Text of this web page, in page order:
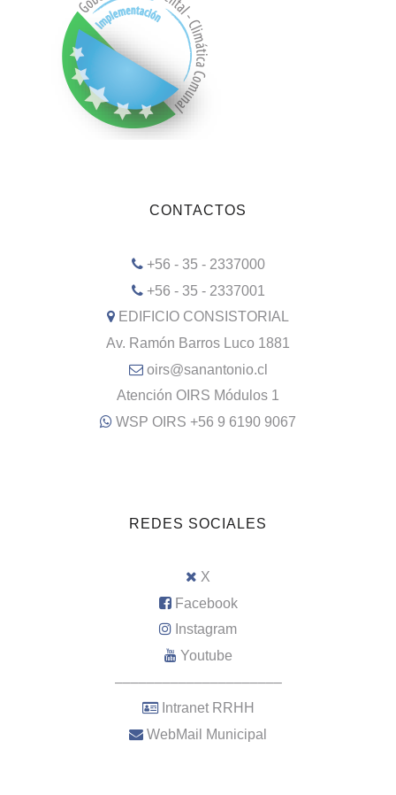
CONTACTOS
+56 - 35 - 2337000
+56 - 35 - 2337001
EDIFICIO CONSISTORIAL
Av. Ramón Barros Luco 1881
oirs@sanantonio.cl
Atención OIRS Módulos 1
WSP OIRS +56 9 6190 9067
REDES SOCIALES
X
Facebook
Instagram
Youtube
–––––––––––––––––––––
Intranet RRHH
WebMail Municipal